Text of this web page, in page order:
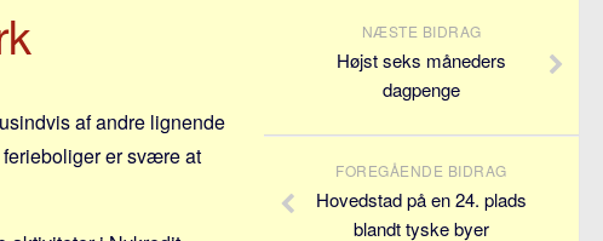
af andre lignende
er svære at
NÆSTE BIDRAG
Højst seks måneders
dagpenge
FOREGÅENDE BIDRAG
Hovedstad på en 24. plads
blandt tyske byer